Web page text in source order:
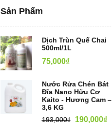
Sản Phẩm
Dịch Trùn Quế Chai
500ml/1L
75,000₫
Nước Rửa Chén Bát
Đĩa Nano Hữu Cơ
Kaito - Hương Cam –
3,6 KG
193,000₫ 190,000₫